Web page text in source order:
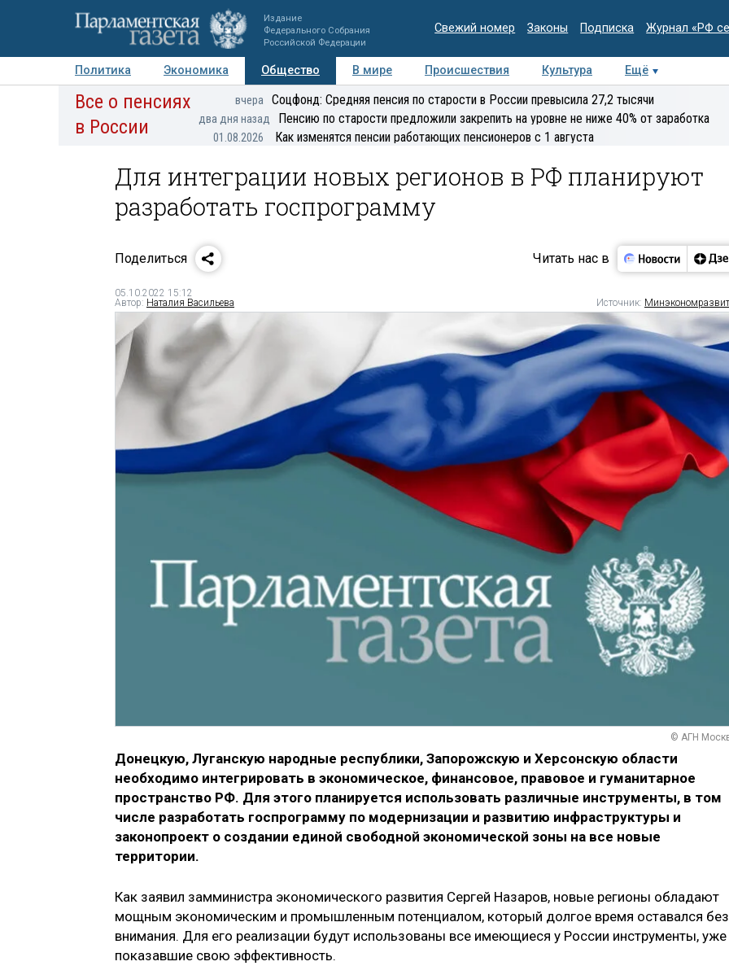
Издание
Федерального Собрания
Российской Федерации
Свежий номер Законы Подписка Журнал «РФ
Политика Экономика Общество В мире Происшествия Культура
Ещё
Авторы Персоны Мнения Регионы Медиацентр Интервью Колумнисты
Все о пенсиях
в России
вчера Соцфонд: Средняя пенсия по старости в России превысила 27,2 тысячи
два дня назад Пенсию по старости предложили закрепить на уровне не ниже 40% от заработка
01.08.2026 Как изменятся пенсии работающих пенсионеров с 1 августа
Для интеграции новых регионов в РФ планируют
разработать госпрограмму
Поделиться Читать нас в
05.10.2022 15:12
Автор: Наталия Васильева Источник:
© АГН
Донецкую, Луганскую народные республики, Запорожскую и Херсонскую области
необходимо интегрировать в экономическое, финансовое, правовое и гуманитарное
пространство РФ. Для этого планируется использовать различные инструменты, в том
числе разработать госпрограмму по модернизации и развитию инфраструктуры и
законопроект о создании единой свободной экономической зоны на все новые
территории.
Как заявил замминистра экономического развития Сергей Назаров, новые регионы обладают
мощным экономическим и промышленным потенциалом, который долгое время оставался без
внимания. Для его реализации будут использованы все имеющиеся у России инструменты, уже
показавшие свою эффективность.